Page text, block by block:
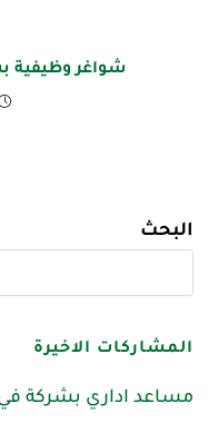
شواغر وظيفية
البحث
المشاركات الاخيرة
مساعد اداري بشركة